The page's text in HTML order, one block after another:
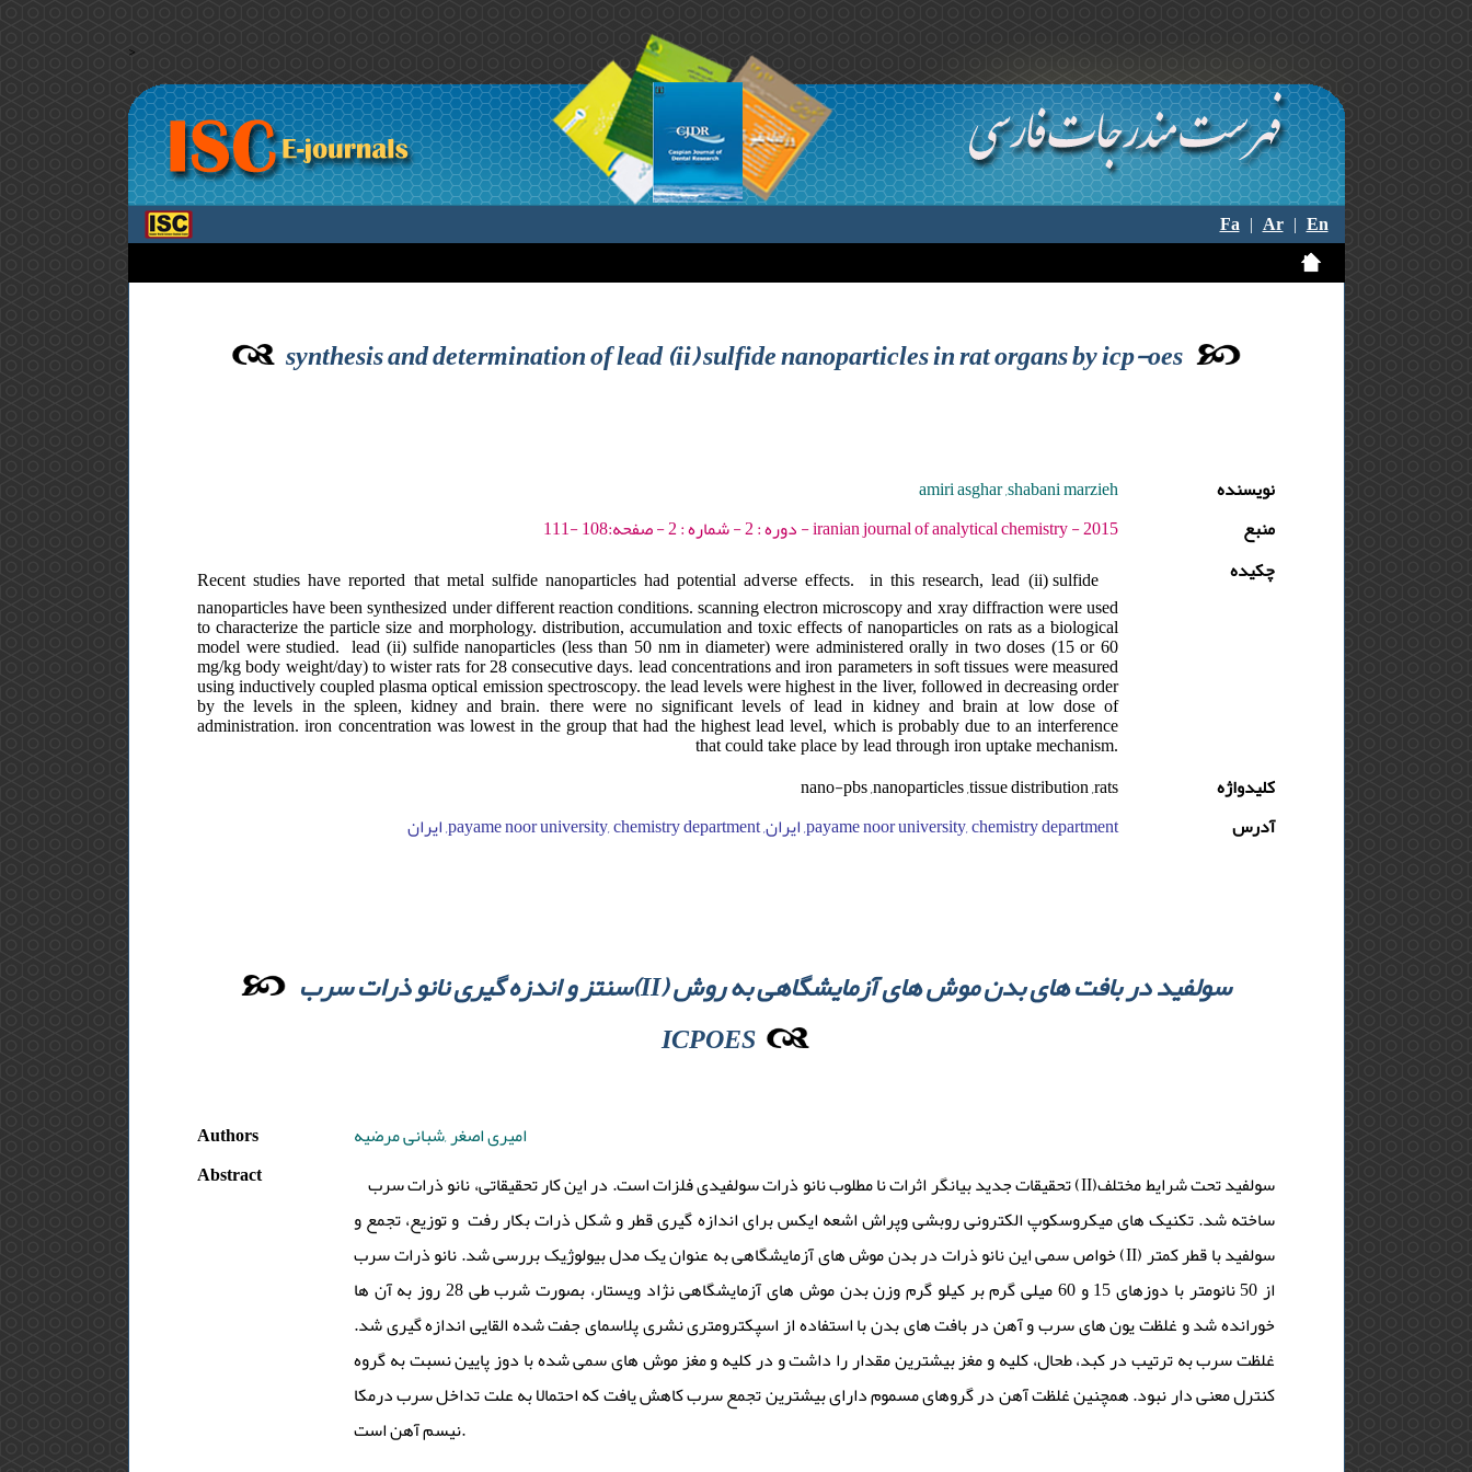
>
Fa|Ar|En
synthesis and determination of lead (ii) sulfide nanoparticles in rat organs by icp-oes
نویسنده
amiri asghar ,shabani marzieh
منبع
iranian journal of analytical chemistry - 2015 - دوره : 2 - شماره : 2 - صفحه:108 -111
چکیده
Recent studies have reported that metal sulfide nanoparticles had potential adverse effects. in this research, lead (ii) sulfide
nanoparticles have been synthesized under different reaction conditions. scanning electron microscopy and xray diffraction were used
to characterize the particle size and morphology. distribution, accumulation and toxic effects of nanoparticles on rats as a biological
model were studied. lead (ii) sulfide nanoparticles (less than 50 nm in diameter) were administered orally in two doses (15 or 60
mg/kg body weight/day) to wister rats for 28 consecutive days. lead concentrations and iron parameters in soft tissues were measured
using inductively coupled plasma optical emission spectroscopy. the lead levels were highest in the liver, followed in decreasing order
by the levels in the spleen, kidney and brain. there were no significant levels of lead in kidney and brain at low dose of
administration. iron concentration was lowest in the group that had the highest lead level, which is probably due to an interference
that could take place by lead through iron uptake mechanism.
کلیدواژه
nano-pbs ,nanoparticles ,tissue distribution ,rats
آدرس
payame noor university, chemistry department, ایران, payame noor university, chemistry department, ایران
سنتز و اندزه گیری نانو ذرات سرب(II) سولفید در بافت های بدن موش های آزمایشگاهی به روش
ICPOES
Authors
امیری اصغر ,شبانی مرضیه
Abstract
تحقیقات جدید بیانگر اثرات نا مطلوب نانو ذرات سولفیدی فلزات است. در این کار تحقیقاتی، نانو ذرات سرب (II)سولفید تحت شرایط مختلف
ساخته شد. تکنیک های میکروسکوپ الکترونی روبشی وپراش اشعه ایکس برای اندازه گیری قطر و شکل ذرات بکار رفت و توزیع، تجمع و
خواص سمی این نانو ذرات در بدن موش های آزمایشگاهی به عنوان یک مدل بیولوژِیک بررسی شد. نانو ذرات سرب (II) سولفید با قطر کمتر
از 50 نانومتر با دوزهای 15 و 60 میلی گرم بر کیلو گرم وزن بدن موش های آزمایشگاهی نژاد ویستار، بصورت شرب طی 28 روز به آن ها
خورانده شد و غلظت یون های سرب و آهن در بافت های بدن با استفاده از اسپکترومتری نشری پلاسمای جفت شده القایی اندازه گیری شد.
غلظت سرب به ترتیب در کبد، طحال، کلیه و مغز بیشترین مقدار را داشت و در کلیه و مغز موش های سمی شده با دوز پایین نسبت به گروه
کنترل معنی دار نبود. همچنین غلظت آهن در گروهای مسموم دارای بیشترین تجمع سرب کاهش یافت که احتمالا به علت تداخل سرب درمکا
نیسم آهن است.